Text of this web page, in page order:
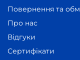
Повернення та
Про нас
Відгуки
Сертифікати